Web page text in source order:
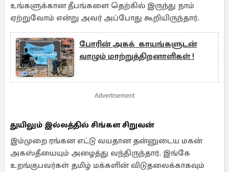
உங்களுக்கான தீபங்களை தெற்கில் இருந்து நாம்
ஏற்றுவோம் என்று அவர் அப்போது கூறியிருந்தார்.
போரின் அகக் காயங்களுடன்
வாழும் மாற்றுத்திறனாளிகள் !
Advertisement
துயிலும் இல்லத்தில் சிங்கள சிறுவன்
இம்முறை ரங்கன எட்டு வயதான தன்னுடைய மகன்
அகஸ்தீயையும் அழைத்து வந்திருந்தார். இங்கே
உறங்குபவர்கள் தமிழ் மக்களின் விடுதலைக்காகவும்